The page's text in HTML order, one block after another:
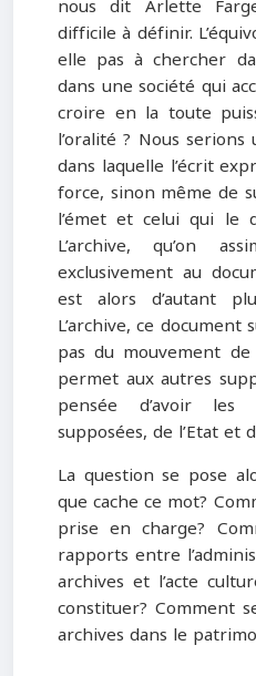
nous dit Arlette
difficile à définir.
elle pas à chercher
dans une société qui
croire en la toute
l’oralité ? Nous
dans laquelle l’écrit
force, sinon même de
l’émet et celui qui le
L’archive, qu’on
exclusivement au
est alors d’autant
L’archive, ce
pas du mouvement
permet aux autres
pensée d’avoir
supposées, de l’Etat et
La question se pose
que cache ce mot?
prise en charge?
rapports entre
archives et l’acte
constituer? Comment
archives dans le